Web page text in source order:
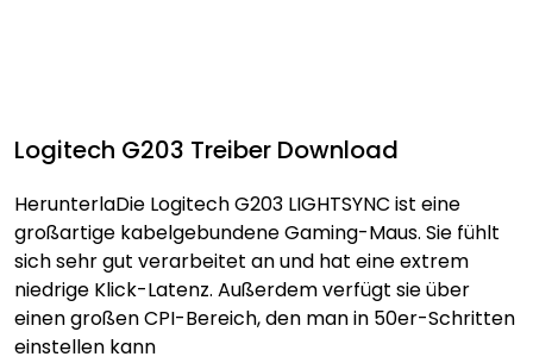
Logitech G203 Treiber Download
HerunterlaDie Logitech G203 LIGHTSYNC ist eine
großartige kabelgebundene Gaming-Maus. Sie fühlt
sich sehr gut verarbeitet an und hat eine extrem
niedrige Klick-Latenz. Außerdem verfügt sie über
einen großen CPI-Bereich, den man in 50er-Schritten
einstellen kann